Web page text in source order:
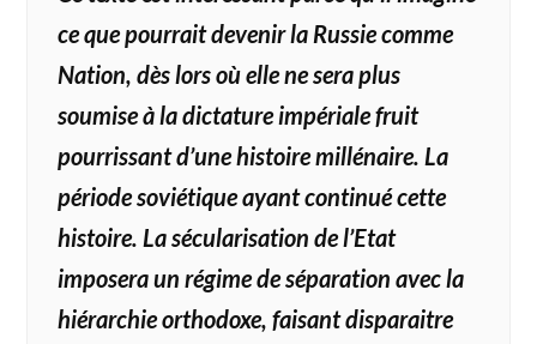
ce que pourrait devenir la Russie comme
Nation, dès lors où elle ne sera plus
soumise à la dictature impériale fruit
pourrissant d’une histoire millénaire. La
période soviétique ayant continué cette
histoire. La sécularisation de l’Etat
imposera un régime de séparation avec la
hiérarchie orthodoxe, faisant disparaitre